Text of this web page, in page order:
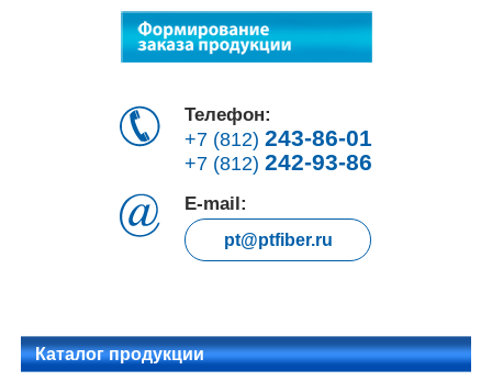
Телефон:
+7 (812)243-86-01
+7 (812)242-93-86
E-mail:
pt@ptfiber.ru
Каталог продукции